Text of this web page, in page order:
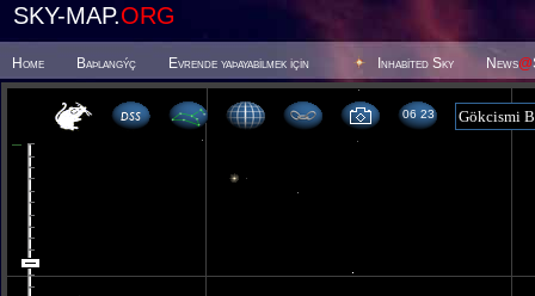
SKY-MAP.ORG
Home Baþlangýç Evrende yaþayabilmek için Inhabited Sky News@
06 23